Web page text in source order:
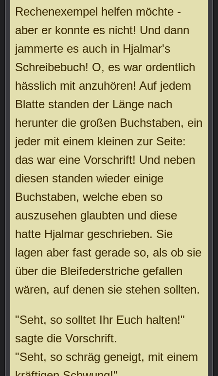
Rechenexempel helfen möchte -
aber er konnte es nicht! Und dann
jammerte es auch in Hjalmar's
Schreibebuch! O, es war ordentlich
hässlich mit anzuhören! Auf jedem
Blatte standen der Länge nach
herunter die großen Buchstaben, ein
jeder mit einem kleinen zur Seite:
das war eine Vorschrift! Und neben
diesen standen wieder einige
Buchstaben, welche eben so
auszusehen glaubten und diese
hatte Hjalmar geschrieben. Sie
lagen aber fast gerade so, als ob sie
über die Bleifederstriche gefallen
wären, auf denen sie stehen sollten.
"Seht, so solltet Ihr Euch halten!"
sagte die Vorschrift.
"Seht, so schräg geneigt, mit einem